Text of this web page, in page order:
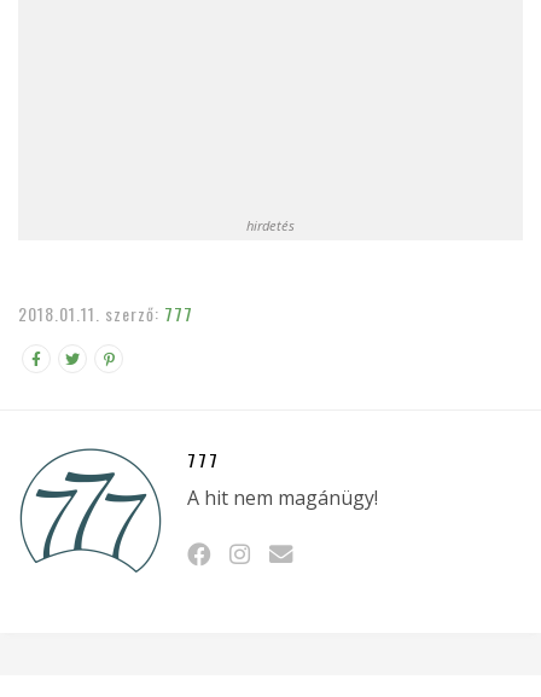
hirdetés
2018.01.11. szerző: 777
777
A hit nem magánügy!